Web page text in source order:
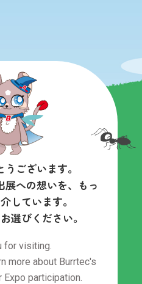
ございます。
への想いを、もっ
しています。
選びください。
for visiting.
more about Burrtec's
Expo participation.